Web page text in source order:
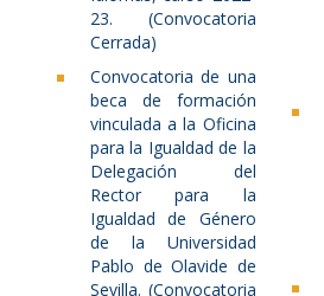
23. (Convocatoria
Cerrada)
Convocatoria de una
beca de formación
vinculada a la Oficina
para la Igualdad de la
Delegación del
Rector para la
Igualdad de Género
de la Universidad
Pablo de Olavide de
Sevilla. (Convocatoria